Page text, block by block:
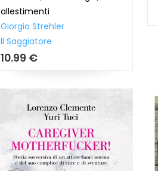
allestimenti
Giorgio Strehler
Il Saggiatore
10.99 €